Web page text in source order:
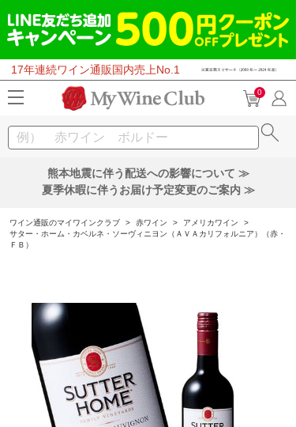
17年連続ワイン通販国内売上No.1
0
熊本地震に伴う配送への影響について ≫
夏季休暇に伴うお届け予定変更のご案内 ≫
ワイン通販のマイワインクラブ > 赤ワイン > アメリカワイン
>
サター・ホーム・カベルネ・ソーヴィニヨン（ＡＶＡカリフォルニア）（赤・
ＦＢ）